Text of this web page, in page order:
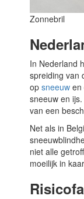
Zonnebril
In Nederland
spreiding van
op sneeuw en
sneeuw en
van een
Net als in
niet alle
moeilijk in